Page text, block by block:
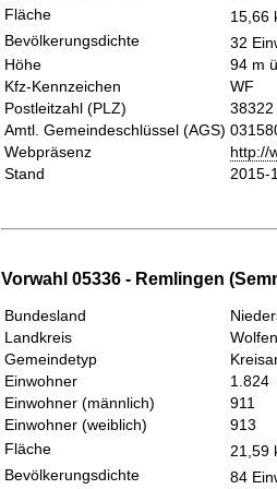
Fläche
15,66
Bevölkerungsdichte
32
Höhe
94 m
Kfz-Kennzeichen
WF
Postleitzahl (PLZ)
38322
Amtl. Gemeindeschlüssel (AGS)
Webpräsenz
http://
Stand
2015-
Vorwahl 05336 - Remlingen
Bundesland
Landkreis
Gemeindetyp
Einwohner
1.824
Einwohner (männlich)
911
Einwohner (weiblich)
913
Fläche
21,59
Bevölkerungsdichte
84